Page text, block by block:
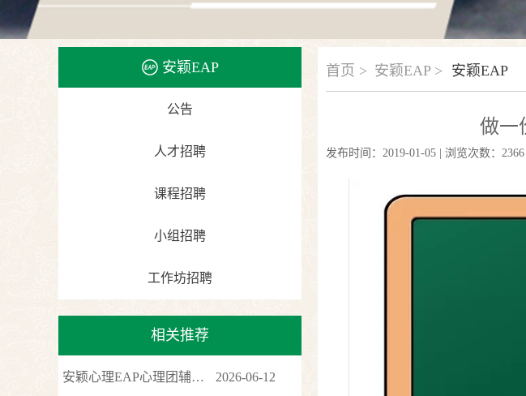
安颖EAP
公告
人才招聘
课程招聘
小组招聘
工作坊招聘
相关推荐
安颖心理EAP心理团辅：《烈火鉴真心：婚恋价值观&amp;爱语解码 》 2026-06-12
首页 > 安颖EAP > 安颖EAP
做一
发布时间：2019-01-05 | 浏览次数：2366